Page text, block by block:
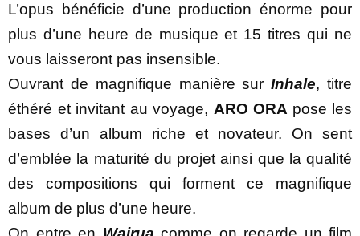
L’opus bénéficie d’une production énorme pour
plus d’une heure de musique et 15 titres qui ne
vous laisseront pas insensible.
Ouvrant de magnifique manière surInhale, titre
éthéré et invitant au voyage, ARO ORA pose les
bases d’un album riche et novateur. On sent
d’emblée la maturité du projet ainsi que la qualité
des compositions qui forment ce magnifique
album de plus d’une heure.